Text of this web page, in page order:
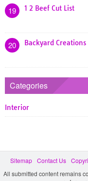
19 1 2 Beef Cut List
20 Backyard
Categories
Interior
Sitemap Contact Us
All submitted content remains